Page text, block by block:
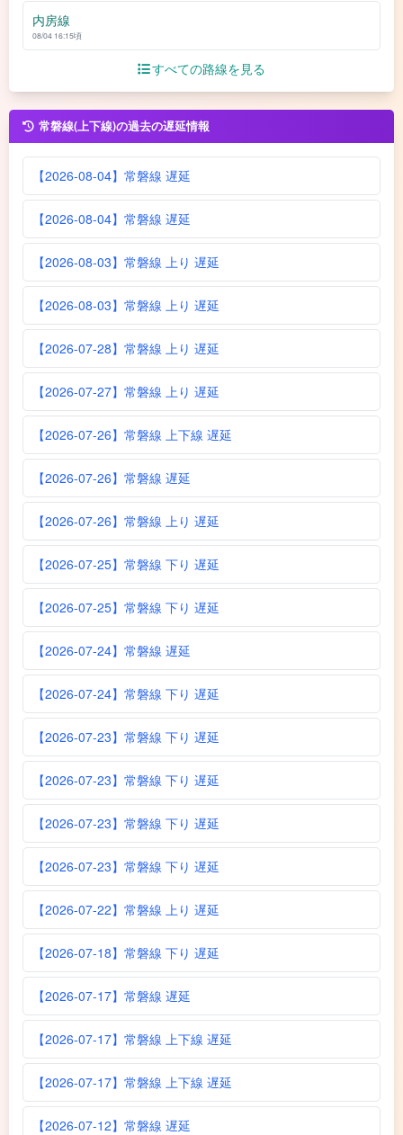
内房線
08/04 16:15頃
すべての路線を見る
常磐線(上下線)の過去の遅延情報
【2026-08-04】常磐線 遅延
【2026-08-04】常磐線 遅延
【2026-08-03】常磐線 上り 遅延
【2026-08-03】常磐線 上り 遅延
【2026-07-28】常磐線 上り 遅延
【2026-07-27】常磐線 上り 遅延
【2026-07-26】常磐線 上下線 遅延
【2026-07-26】常磐線 遅延
【2026-07-26】常磐線 上り 遅延
【2026-07-25】常磐線 下り 遅延
【2026-07-25】常磐線 下り 遅延
【2026-07-24】常磐線 遅延
【2026-07-24】常磐線 下り 遅延
【2026-07-23】常磐線 下り 遅延
【2026-07-23】常磐線 下り 遅延
【2026-07-23】常磐線 下り 遅延
【2026-07-23】常磐線 下り 遅延
【2026-07-22】常磐線 上り 遅延
【2026-07-18】常磐線 下り 遅延
【2026-07-17】常磐線 遅延
【2026-07-17】常磐線 上下線 遅延
【2026-07-17】常磐線 上下線 遅延
【2026-07-12】常磐線 遅延